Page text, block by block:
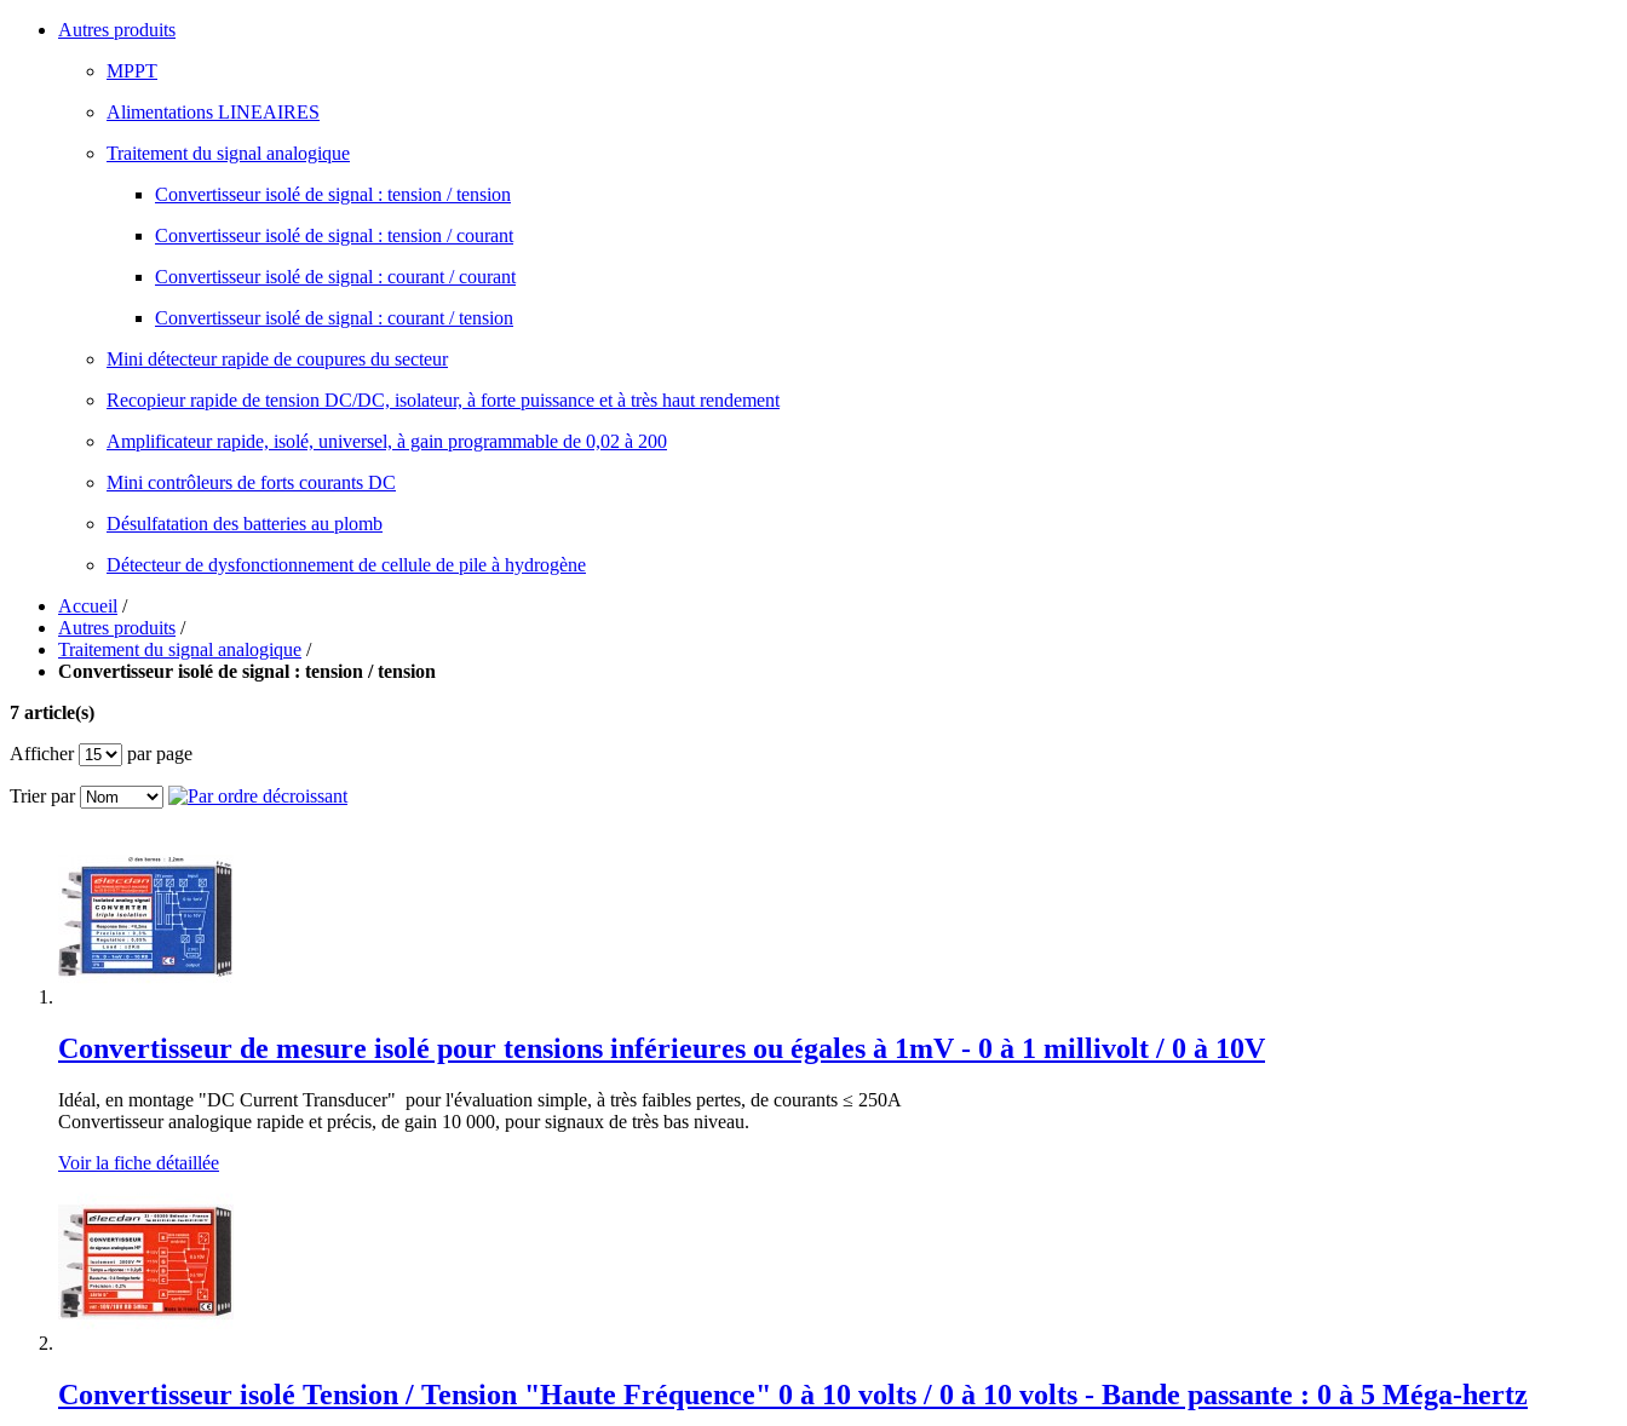
Autres produits
MPPT
Alimentations LINEAIRES
Traitement du signal analogique
Convertisseur isolé de signal : tension / tension
Convertisseur isolé de signal : tension / courant
Convertisseur isolé de signal : courant / courant
Convertisseur isolé de signal : courant / tension
Mini détecteur rapide de coupures du secteur
Recopieur rapide de tension DC/DC, isolateur, à forte puissance et à très haut rendement
Amplificateur rapide, isolé, universel, à gain programmable de 0,02 à 200
Mini contrôleurs de forts courants DC
Désulfatation des batteries au plomb
Détecteur de dysfonctionnement de cellule de pile à hydrogène
Accueil /
Autres produits /
Traitement du signal analogique /
Convertisseur isolé de signal : tension / tension
7 article(s)
Afficher
par page
Trier par
Convertisseur de mesure isolé pour tensions inférieures ou égales à 1mV - 0 à 1 millivolt / 0 à 10V
Idéal, en montage "DC Current Transducer" pour l'évaluation simple, à très faibles pertes, de courants ≤ 250A
Convertisseur analogique rapide et précis, de gain 10 000, pour signaux de très bas niveau.
Voir la fiche détaillée
Convertisseur isolé Tension / Tension "Haute Fréquence" 0 à 10 volts / 0 à 10 volts - Bande passante : 0 à 5 Méga-hertz